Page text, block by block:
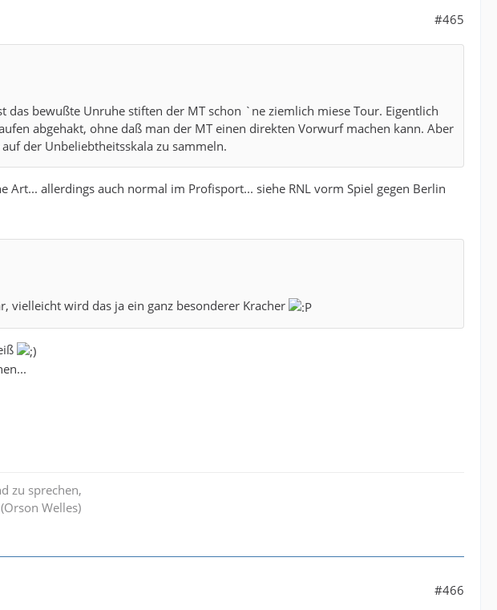
#465
bewußte Unruhe stiften der MT schon `ne ziemlich miese Tour. Eigentlich
abgehakt, ohne daß man der MT einen direkten Vorwurf machen kann. Aber
der Unbeliebtheitsskala zu sammeln.
Art... allerdings auch normal im Profisport... siehe RNL vorm Spiel gegen Berlin
vielleicht wird das ja ein ganz besonderer Kracher
zu sprechen,
Welles)
#466